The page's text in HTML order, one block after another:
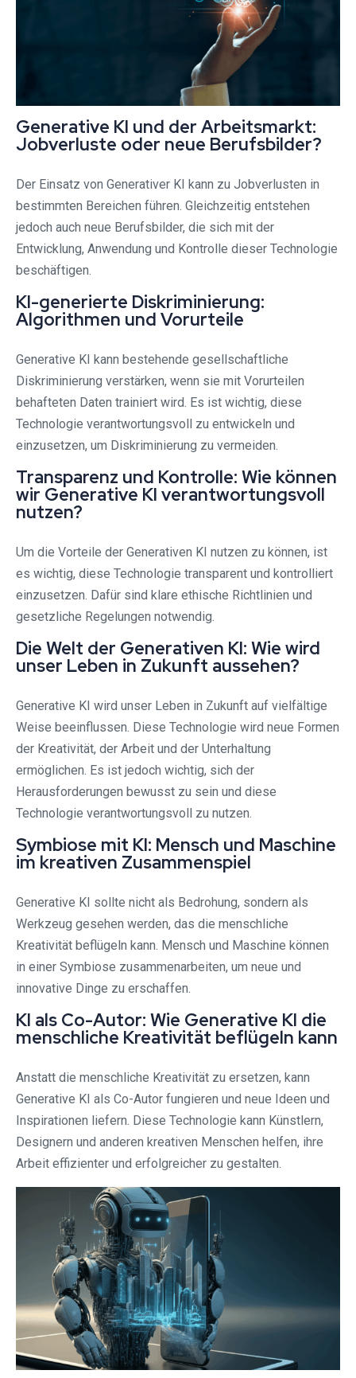
Generative KI und der Arbeitsmarkt:
Jobverluste oder neue Berufsbilder?
Der Einsatz von Generativer KI kann zu Jobverlusten in
bestimmten Bereichen führen. Gleichzeitig entstehen
jedoch auch neue Berufsbilder, die sich mit der
Entwicklung, Anwendung und Kontrolle dieser Technologie
beschäftigen.
KI-generierte Diskriminierung:
Algorithmen und Vorurteile
Generative KI kann bestehende gesellschaftliche
Diskriminierung verstärken, wenn sie mit Vorurteilen
behafteten Daten trainiert wird. Es ist wichtig, diese
Technologie verantwortungsvoll zu entwickeln und
einzusetzen, um Diskriminierung zu vermeiden.
Transparenz und Kontrolle: Wie können
wir Generative KI verantwortungsvoll
nutzen?
Um die Vorteile der Generativen KI nutzen zu können, ist
es wichtig, diese Technologie transparent und kontrolliert
einzusetzen. Dafür sind klare ethische Richtlinien und
gesetzliche Regelungen notwendig.
Die Welt der Generativen KI: Wie wird
unser Leben in Zukunft aussehen?
Generative KI wird unser Leben in Zukunft auf vielfältige
Weise beeinflussen. Diese Technologie wird neue Formen
der Kreativität, der Arbeit und der Unterhaltung
ermöglichen. Es ist jedoch wichtig, sich der
Herausforderungen bewusst zu sein und diese
Technologie verantwortungsvoll zu nutzen.
Symbiose mit KI: Mensch und Maschine
im kreativen Zusammenspiel
Generative KI sollte nicht als Bedrohung, sondern als
Werkzeug gesehen werden, das die menschliche
Kreativität beflügeln kann. Mensch und Maschine können
in einer Symbiose zusammenarbeiten, um neue und
innovative Dinge zu erschaffen.
KI als Co-Autor: Wie Generative KI die
menschliche Kreativität beflügeln kann
Anstatt die menschliche Kreativität zu ersetzen, kann
Generative KI als Co-Autor fungieren und neue Ideen und
Inspirationen liefern. Diese Technologie kann Künstlern,
Designern und anderen kreativen Menschen helfen, ihre
Arbeit effizienter und erfolgreicher zu gestalten.